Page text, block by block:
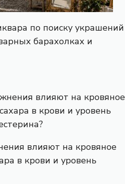
по поиску украшений
барахолках и
влияют на кровяное
в крови и уровень